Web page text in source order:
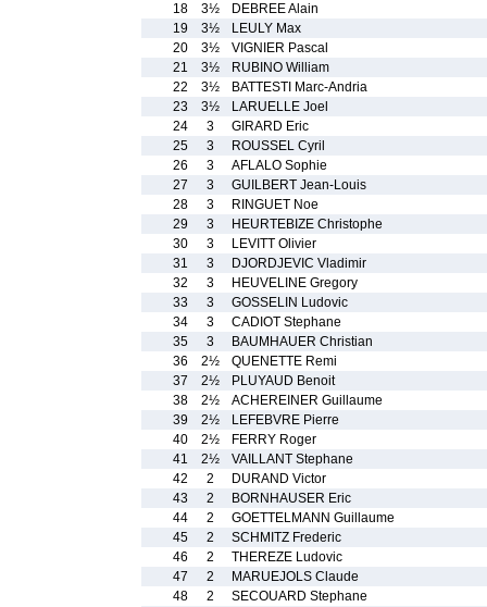
18
3½
DEBREE Alain
19
3½
LEULY Max
20
3½
VIGNIER Pascal
21
3½
RUBINO William
22
3½
BATTESTI Marc-Andria
23
3½
LARUELLE Joel
24
3
GIRARD Eric
25
3
ROUSSEL Cyril
26
3
AFLALO Sophie
27
3
GUILBERT Jean-Louis
28
3
RINGUET Noe
29
3
HEURTEBIZE Christophe
30
3
LEVITT Olivier
31
3
DJORDJEVIC Vladimir
32
3
HEUVELINE Gregory
33
3
GOSSELIN Ludovic
34
3
CADIOT Stephane
35
3
BAUMHAUER Christian
36
2½
QUENETTE Remi
37
2½
PLUYAUD Benoit
38
2½
ACHEREINER Guillaume
39
2½
LEFEBVRE Pierre
40
2½
FERRY Roger
41
2½
VAILLANT Stephane
42
2
DURAND Victor
43
2
BORNHAUSER Eric
44
2
GOETTELMANN Guillaume
45
2
SCHMITZ Frederic
46
2
THEREZE Ludovic
47
2
MARUEJOLS Claude
48
2
SECOUARD Stephane